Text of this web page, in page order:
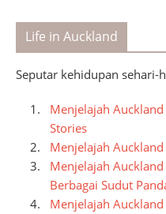
Life in Auckland
Seputar kehidupan sehari-
Menjelajah
Stories
Menjelajah
Menjelajah
Berbagai Sudut
Menjelajah